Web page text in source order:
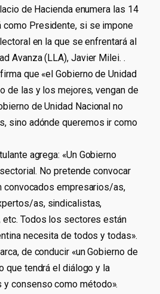
de Hacienda enumera las 14
como Presidente, si se impone
en la que se enfrentará al
Avanza (LLA), Javier Milei. .
que «el Gobierno de Unidad
de las y los mejores, vengan de
de Unidad Nacional no
sino adónde queremos ir como
agrega: «Un Gobierno
No pretende convocar
convocados empresarios/as,
as, sindicalistas,
Todos los sectores están
necesita de todos y todas».
de conducir «un Gobierno de
que tendrá el diálogo y la
consenso como método».